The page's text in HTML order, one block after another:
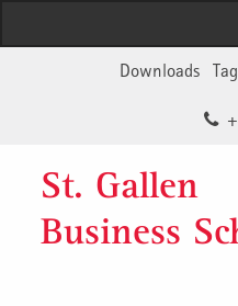
Downloads
St. Gallen
Business